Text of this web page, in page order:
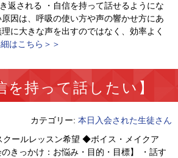
返される ・自信を持って話せるようにな
因は、呼吸の使い方や声の響かせ方にあ
に大きな声を出すのではなく、効率よく
はこちら＞＞
を持って話したい】
カテゴリー: 本日入会された生徒さん
クールレッスン希望 ◆ボイス・メイクア
きっかけ：お悩み・目的・目標】 ・話す